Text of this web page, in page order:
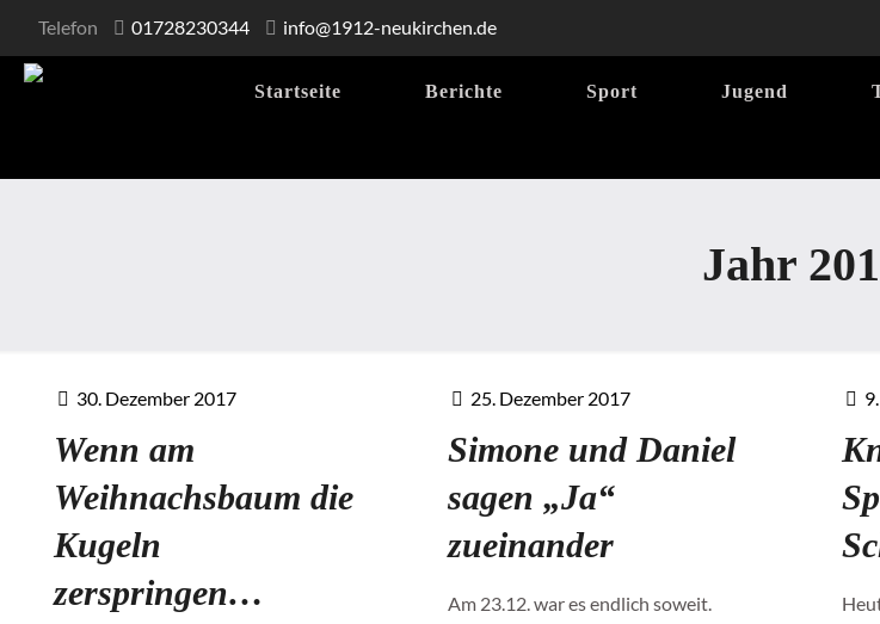
Telefon 01728230344 info@1912-neukirchen.de
Startseite Berichte Sport Jugend
Jahr
30. Dezember 2017
Wenn am
Weihnachsbaum die
Kugeln
zerspringen…
25. Dezember 2017
Simone und Daniel
sagen „Ja“
zueinander
Am 23.12. war es endlich soweit.